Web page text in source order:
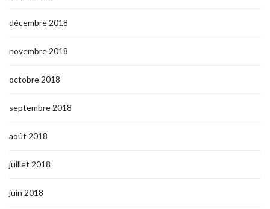
décembre 2018
novembre 2018
octobre 2018
septembre 2018
août 2018
juillet 2018
juin 2018